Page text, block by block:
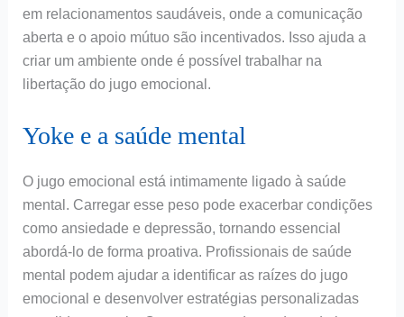
em relacionamentos saudáveis, onde a comunicação
aberta e o apoio mútuo são incentivados. Isso ajuda a
criar um ambiente onde é possível trabalhar na
libertação do jugo emocional.
Yoke e a saúde mental
O jugo emocional está intimamente ligado à saúde
mental. Carregar esse peso pode exacerbar condições
como ansiedade e depressão, tornando essencial
abordá-lo de forma proativa. Profissionais de saúde
mental podem ajudar a identificar as raízes do jugo
emocional e desenvolver estratégias personalizadas